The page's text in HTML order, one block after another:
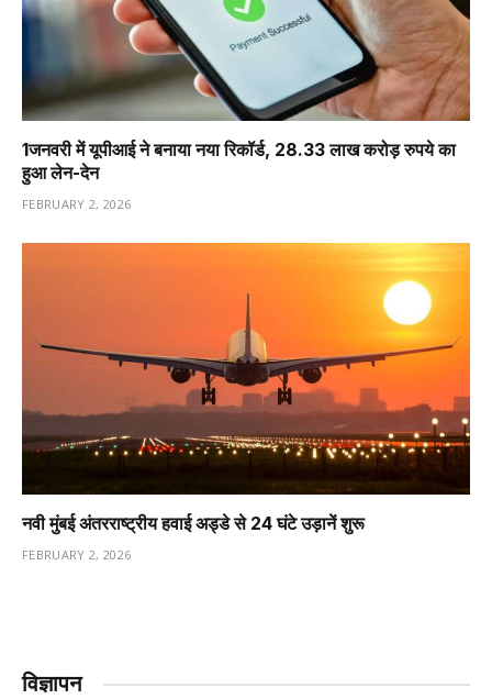
1️जनवरी में यूपीआई ने बनाया नया रिकॉर्ड, 28.33 लाख करोड़ रुपये का
हुआ लेन-देन
FEBRUARY 2, 2026
नवी मुंबई अंतरराष्ट्रीय हवाई अड्डे से 24 घंटे उड़ानें शुरू
FEBRUARY 2, 2026
विज्ञापन